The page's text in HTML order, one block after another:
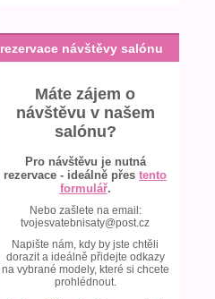
rezervace návštěvy salónu
Máte zájem o
návštěvu v našem
salónu?
Pro návštěvu je nutná
rezervace - ideálně přes tento
formulář.
Nebo zašlete na email:
tvojesvatebnisaty@post.cz
Napište nám, kdy by jste chtěli
dorazit a ideálně přidejte odkazy
na vybrané modely, které si chcete
prohlédnout.